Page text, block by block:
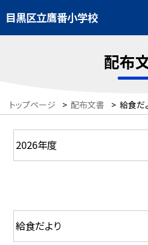
目黒区立鷹番小学校
配布
トップページ > 配布文書 > 給食だ